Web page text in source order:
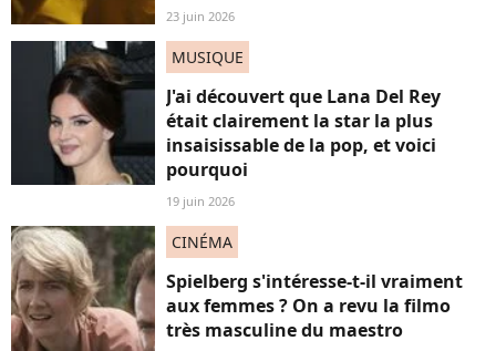
23 juin 2026
MUSIQUE
J'ai découvert que Lana Del Rey
était clairement la star la plus
insaisissable de la pop, et voici
pourquoi
19 juin 2026
CINÉMA
Spielberg s'intéresse-t-il vraiment
aux femmes ? On a revu la filmo
très masculine du maestro